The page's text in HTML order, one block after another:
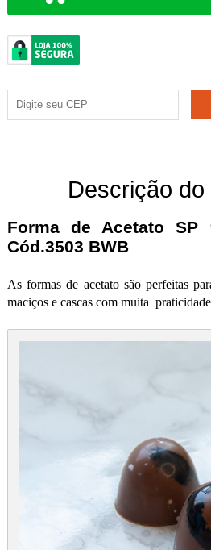
Descrição do
Forma de Acetato SP
Cód.3503 BWB
As formas de acetato são perfeitas
maciços e cascas com muita